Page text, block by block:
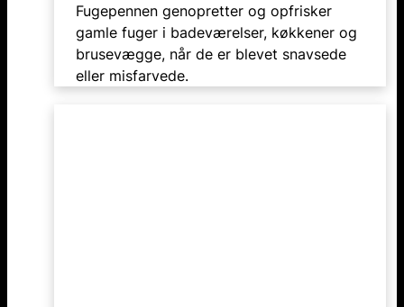
Fugepennen genopretter og opfrisker
gamle fuger i badeværelser, køkkener og
brusevægge, når de er blevet snavsede
eller misfarvede.